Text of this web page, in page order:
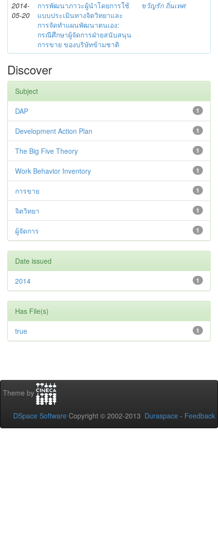
2014-
05-20
การพัฒนาภาวะผู้นำโดยการใช้
แบบประเมินทางจิตวิทยาและ
การจัดทำแผนพัฒนาตนเอง:
กรณีศึกษาผู้จัดการฝ่ายสนับสนุน
การขาย ของบริษัทข้ามชาติ
ขวัญรัก ถิ่นเทศ
Discover
Subject
1
DAP
1
Development Action Plan
1
The Big Five Theory
1
Work Behavior Inventory
1
การขาย
1
จิตวิทยา
1
ผู้จัดการ
Date issued
1
2014
Has File(s)
1
true
Theme by
DSpace Software Copyright © 2002-2013 Duraspace - Feedback